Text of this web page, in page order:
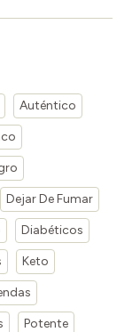
Auténtico
Dejar De Fumar
Diabéticos
Keto
Potente